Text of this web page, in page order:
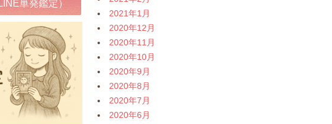
2021年1月
2020年12月
2020年11月
2020年10月
2020年9月
2020年8月
2020年7月
2020年6月
単発鑑定）